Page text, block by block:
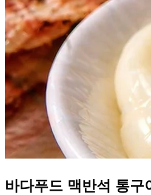
바다푸드 맥반석 통구